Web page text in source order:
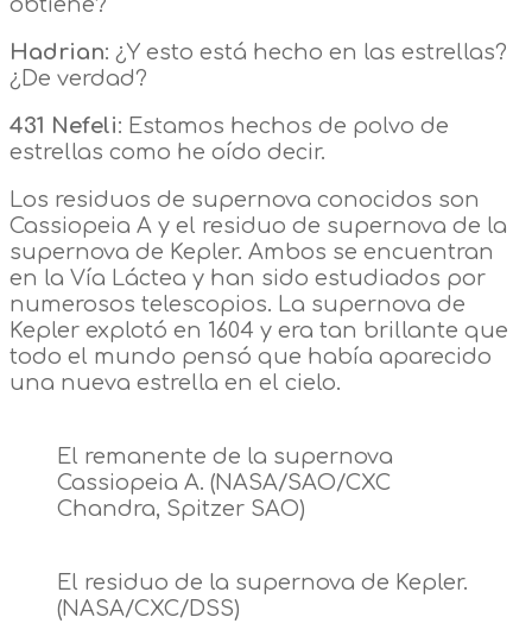
Hadrian: ¿Y esto está hecho en las estrellas?
¿De verdad?
431 Nefeli: Estamos hechos de polvo de
estrellas como he oído decir.
Los residuos de supernova conocidos son
Cassiopeia A y el residuo de supernova de la
supernova de Kepler. Ambos se encuentran
en la Vía Láctea y han sido estudiados por
numerosos telescopios. La supernova de
Kepler explotó en 1604 y era tan brillante que
todo el mundo pensó que había aparecido
una nueva estrella en el cielo.
El remanente de la supernova
Cassiopeia A. (NASA/SAO/CXC
Chandra, Spitzer SAO)
El residuo de la supernova de Kepler.
(NASA/CXC/DSS)